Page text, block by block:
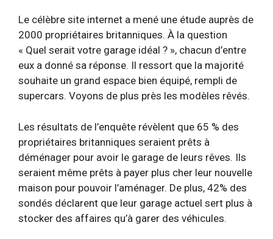
Le célèbre site internet a mené une étude auprès de
2000 propriétaires britanniques. À la question
« Quel serait votre garage idéal ? », chacun d’entre
eux a donné sa réponse. Il ressort que la majorité
souhaite un grand espace bien équipé, rempli de
supercars. Voyons de plus près les modèles rêvés.
Les résultats de l’enquête révèlent que 65 % des
propriétaires britanniques seraient prêts à
déménager pour avoir le garage de leurs rêves. Ils
seraient même prêts à payer plus cher leur nouvelle
maison pour pouvoir l’aménager. De plus, 42% des
sondés déclarent que leur garage actuel sert plus à
stocker des affaires qu’à garer des véhicules.